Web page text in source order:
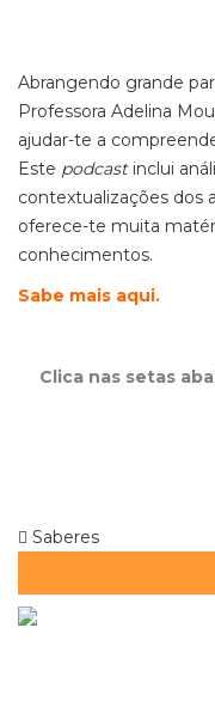
Abrangendo grande
Professora Adelina
ajudar-te a
Este podcast inclui
contextualizações dos
oferece-te muita
conhecimentos.
Sabe mais aqui.
Clica nas setas
Saberes